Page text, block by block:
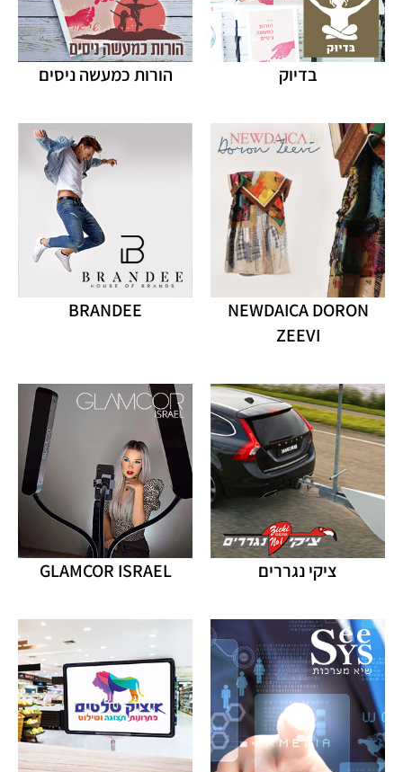
בדיוק הורות כמעשה ניסים
NEWDAICA DORON
ZEEVI
BRANDEE
ציקי נגררים GLAMCOR ISRAEL